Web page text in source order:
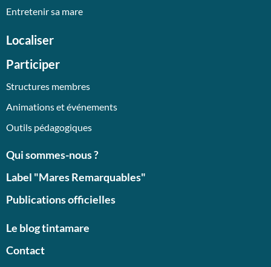
Entretenir sa mare
Localiser
Participer
Structures membres
Animations et événements
Outils pédagogiques
Qui sommes-nous ?
Label "Mares Remarquables"
Publications officielles
Le blog tintamare
Contact